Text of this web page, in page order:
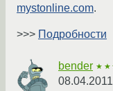
mystonline.com.
>>> Подробности
bender